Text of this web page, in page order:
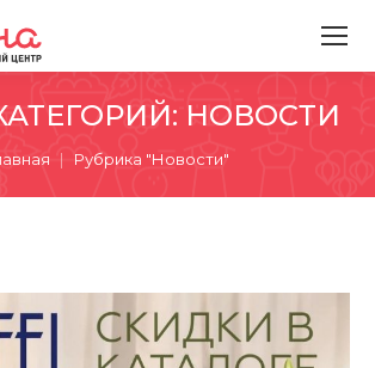
НОВОСТИ
здесь:Рубрика "Новости"